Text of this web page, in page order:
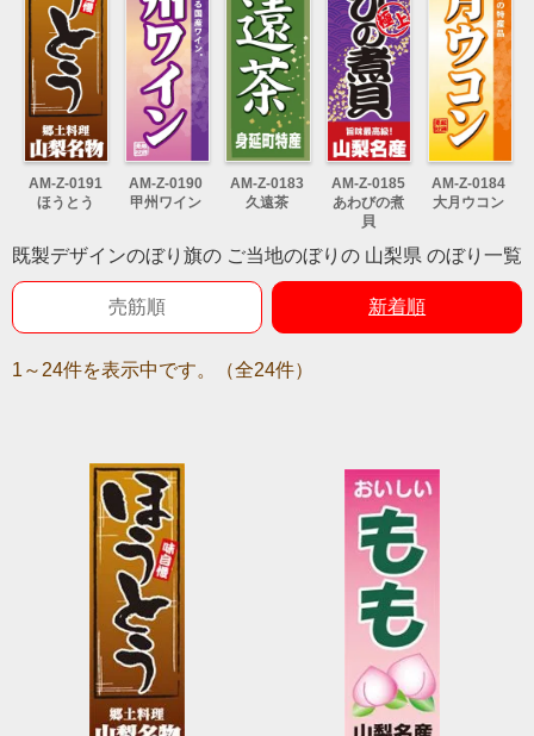
AM-Z-0191
ほうとう
AM-Z-0190
甲州ワイン
AM-Z-0183
久遠茶
AM-Z-0185
あわびの煮
貝
AM-Z-0184
大月ウコン
既製デザインのぼり旗の ご当地のぼりの 山梨県 のぼり一覧
売筋順 新着順
1～24件を表示中です。（全24件）